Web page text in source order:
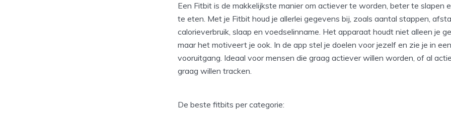
Een Fitbit is de makkelijkste manier om actiever te worden, beter te slapen
te eten. Met je Fitbit houd je allerlei gegevens bij, zoals aantal stappen,
calorieverbruik, slaap en voedselinname. Het apparaat houdt niet alleen je
maar het motiveert je ook. In de app stel je doelen voor jezelf en zie je in
vooruitgang. Ideaal voor mensen die graag actiever willen worden, of al
graag willen tracken.
De beste fitbits per categorie: